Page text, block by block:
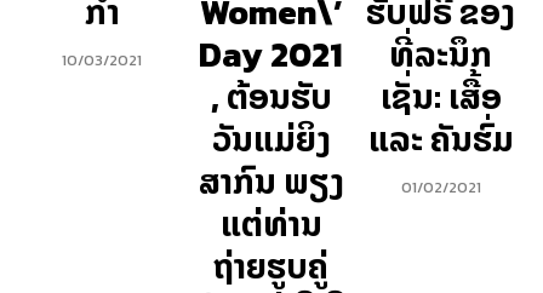
ກໍາ
10/03/2021
Women\’
Day 2021
, ຕ້ອນຮັບ
ວັນແມ່ຍິງ
ສາກົນ ພຽງ
ແຕ່ທ່ານ
ຖ່າຍຮູບຄູ່
ຮັບຟຣີ ຂອງ
ທີ່ລະນຶກ
ເຊັ່ນ: ເສື້ອ
ແລະ ຄັນຮົ່ມ
01/02/2021